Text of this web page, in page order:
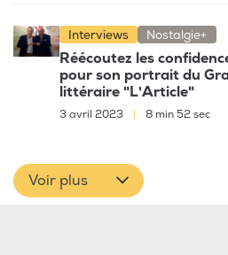
Interviews Nostalgie+
Réécoutez les
pour son portrait du
littéraire "L'Article"
3 avril 2023 | 8 min 52 sec
Voir plus